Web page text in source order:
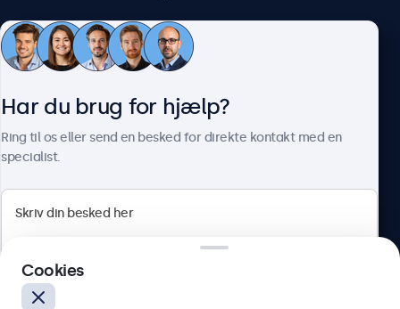
1x
Mekanisk
Skærmmål (uden stativ)
384 x 239 x 38 mm
Billedestørrelse
345 x 195 mm
Vægt
Farve
Sort
Kundeservice
Herstedøstervej 27-29, unit A, 2620 Albertslund, Danmark
Har du brug for hjælp?
Ring til os eller send en besked for direkte kontakt med en
specialist.
Cookies